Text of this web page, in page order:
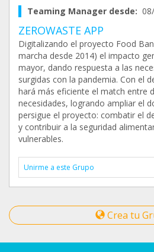
Teaming Manager desde:
ZEROWASTE APP
Digitalizando el proyecto Food
marcha desde 2014) el impacto
mayor, dando respuesta a las
surgidas con la pandemia. Con el
hará más eficiente el match entre
necesidades, logrando ampliar el
persigue el proyecto: combatir el
y contribuir a la seguridad
vulnerables.
Unirme a este Grupo
Crea tu